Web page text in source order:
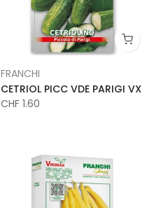
FRANCHI
CETRIOL PICC VDE PARIGI VX
CHF 1.60